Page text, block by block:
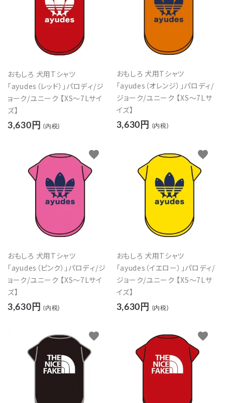
おもしろ 犬用Tシャツ
「ayudes（レッド）」パロディ/ジ
ョーク/ユニーク 【XS～7Lサイ
ズ】
3,630円 (内税)
おもしろ 犬用Tシャツ
「ayudes（オレンジ）」パロディ/
ジョーク/ユニーク 【XS～7Lサ
イズ】
3,630円 (内税)
おもしろ 犬用Tシャツ
「ayudes（ピンク）」パロディ/ジ
ョーク/ユニーク 【XS～7Lサイ
ズ】
3,630円 (内税)
favorite
おもしろ 犬用Tシャツ
「ayudes（イエロー）」パロディ/
ジョーク/ユニーク 【XS～7Lサ
イズ】
3,630円 (内税)
favorite
favorite favorite
キーワード
検索する